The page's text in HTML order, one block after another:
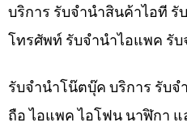
บริการ รับจำนำสินค้าไอที รั
โทรศัพท์ รับจำนำไอแพค รับ
รับจำนำโน๊ตบุ๊ค บริการ รับ
ถือ ไอแพค ไอโฟน นาฬิกา